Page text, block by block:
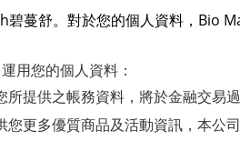
碧蔓舒。對於您的個人資料， Bio
用您的個人資料：
所提供之帳務資料，將於金融交易
您更多優質商品及活動資訊，本公